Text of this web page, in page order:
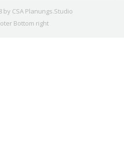
by CSA Planungs.Studio
Bottom right